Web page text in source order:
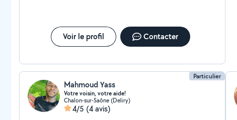
Voir le profil Contacter
Particulier
Mahmoud Yass
Votre voisin, votre aide!
Chalon-sur-Saône (Deliry)
4/5 (4 avis)